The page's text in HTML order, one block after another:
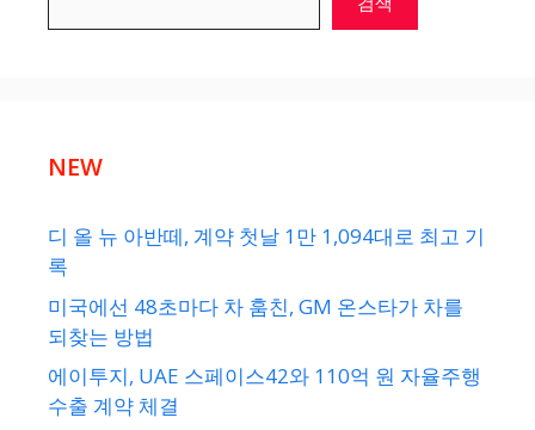
NEW
디 올 뉴 아반떼, 계약 첫날 1만 1,094대로 최고 기
록
미국에선 48초마다 차 훔친, GM 온스타가 차를
되찾는 방법
에이투지, UAE 스페이스42와 110억 원 자율주행
수출 계약 체결